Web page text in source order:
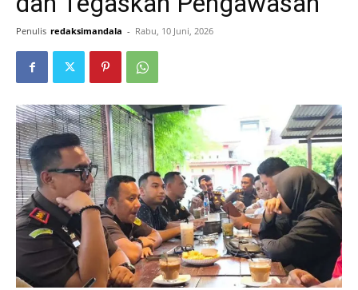
Penulis redaksimandala - Rabu, 10 Juni, 2026